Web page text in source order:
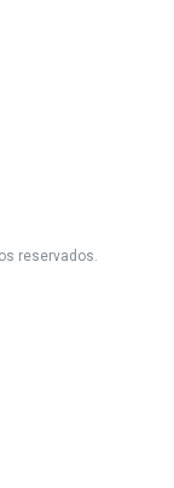
reservados.